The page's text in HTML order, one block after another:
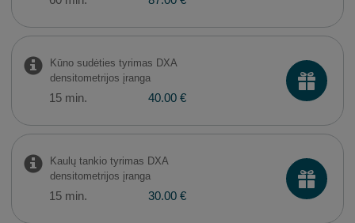
Kūno sudėties tyrimas DXA
densitometrijos įranga
15 min. 40.00 €
Kaulų tankio tyrimas DXA
densitometrijos įranga
15 min. 30.00 €